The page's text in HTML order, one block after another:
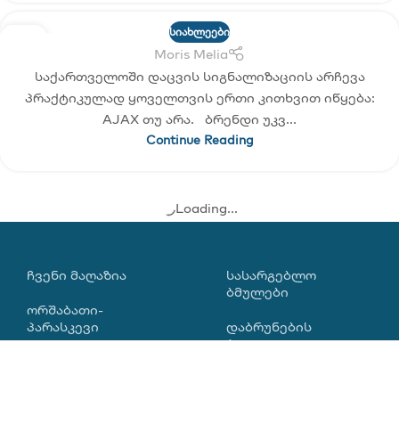
ᲡᲘᲐᲮᲚᲔᲔᲑᲘ
Moris Melia
საქართველოში დაცვის სიგნალიზაციის არჩევა
პრაქტიკულად ყოველთვის ერთი კითხვით იწყება:
AJAX თუ არა. ბრენდი უკვ...
Continue Reading
Loading...
ᲩᲕᲔᲜᲘ ᲛᲐᲦᲐᲖᲘᲐ
ორშაბათი-
პარასკევი
ᲡᲐᲡᲐᲠᲒᲔᲑᲚᲝ
ᲑᲛᲣᲚᲔᲑᲘ
დაბრუნების
პოლიტიკა